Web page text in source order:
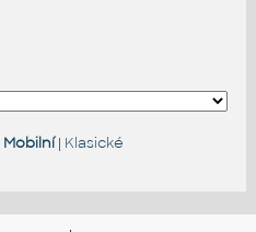
Mobilní| Klasické